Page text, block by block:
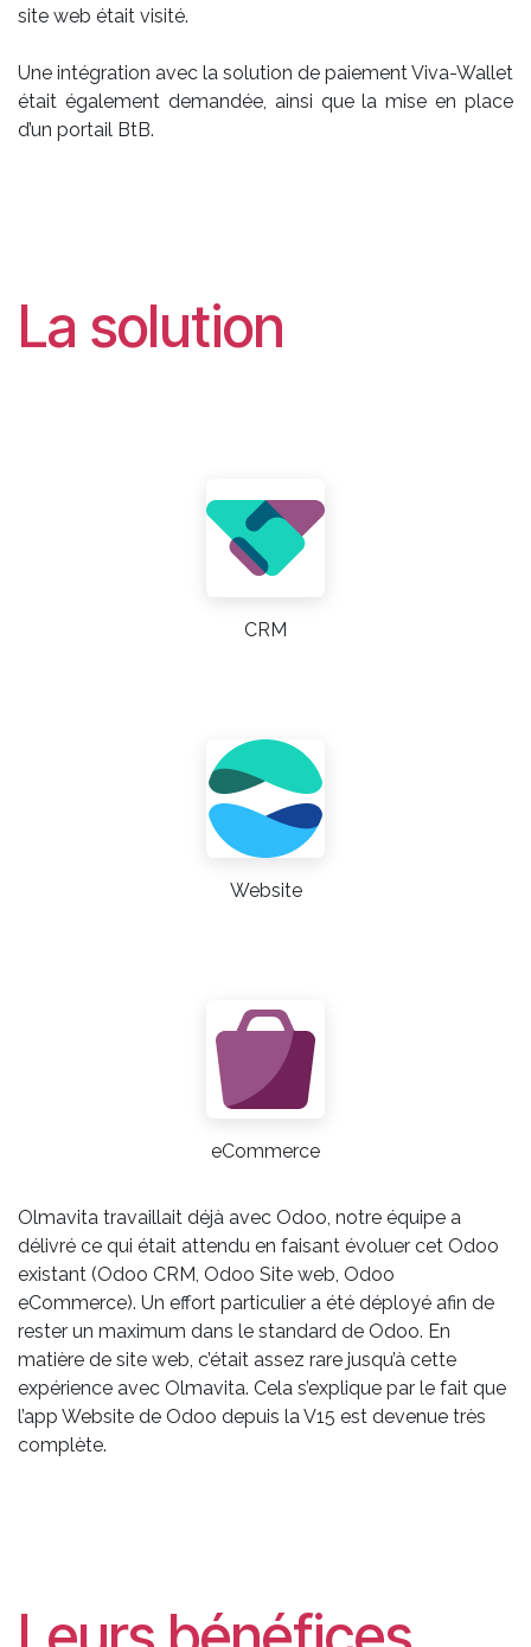
site web était visité.
Une intégration avec la solution de paiement Viva-Wallet
était également demandée, ainsi que la mise en place
d’un portail BtB.
La solution
CRM
Website
eCommerce
Olmavita travaillait déjà avec Odoo, notre équipe a
délivré ce qui était attendu en faisant évoluer cet Odoo
existant (Odoo CRM, Odoo Site web, Odoo
eCommerce). Un effort particulier a été déployé afin de
rester un maximum dans le standard de Odoo. En
matière de site web, c’était assez rare jusqu’à cette
expérience avec Olmavita. Cela s’explique par le fait que
l’app Website de Odoo depuis la V15 est devenue très
complète.